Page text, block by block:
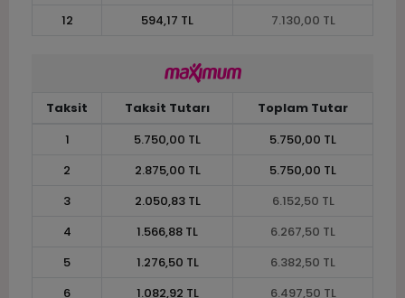
12
594,17 TL 7.130,00 TL
Taksit Taksit Tutarı
Toplam Tutar
1
5.750,00 TL
5.750,00 TL
2
2.875,00 TL
5.750,00 TL
3
2.050,83 TL
6.152,50 TL
4
1.566,88 TL
6.267,50 TL
5
1.276,50 TL
6.382,50 TL
6
1.082,92 TL 6.497,50 TL